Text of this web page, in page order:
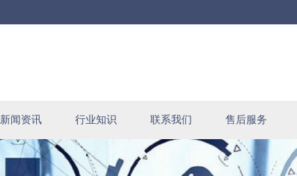
新闻资讯 行业知识 联系我们 售后服务